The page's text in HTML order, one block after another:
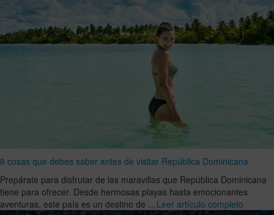
8 cosas que debes saber antes de visitar República Dominicana
Prepárate para disfrutar de las maravillas que República Dominicana
tiene para ofrecer. Desde hermosas playas hasta emocionantes
aventuras, este país es un destino de …Leer artículo completo